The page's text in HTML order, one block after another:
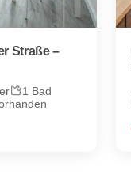
Straße –
1 Bad